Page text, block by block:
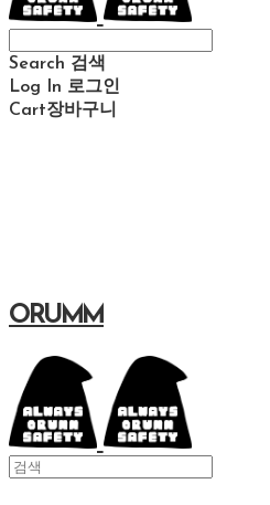
Search 검색
Log In 로그인
Cart장바구니
ORUMM